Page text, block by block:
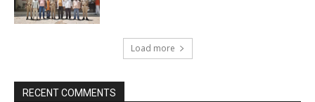
Load more
RECENT COMMENTS